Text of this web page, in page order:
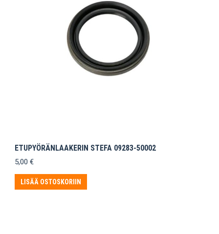
ETUPYÖRÄNLAAKERIN STEFA 09283-50002
5,00 €
LISÄÄ OSTOSKORIIN